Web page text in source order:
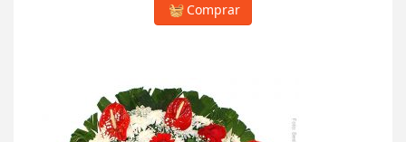
Comprar